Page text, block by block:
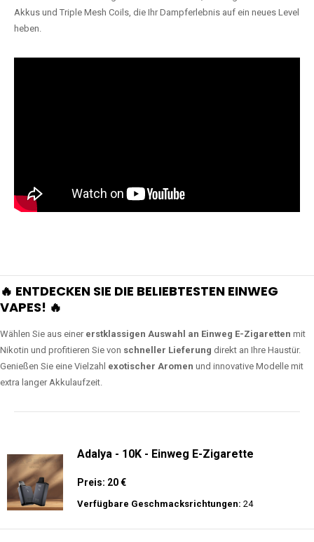
Akkus und Triple Mesh Coils, die Ihr Dampferlebnis auf ein neues Level
heben.
🔥 ENTDECKEN SIE DIE BELIEBTESTEN EINWEG
VAPES! 🔥
Wählen Sie aus einer erstklassigen Auswahl an Einweg E-Zigaretten mit
Nikotin und profitieren Sie von schneller Lieferung direkt an Ihre Haustür.
Genießen Sie eine Vielzahl exotischer Aromen und innovative Modelle mit
extra langer Akkulaufzeit.
Adalya - 10K - Einweg E-Zigarette
Preis: 20 €
Verfügbare Geschmacksrichtungen: 24